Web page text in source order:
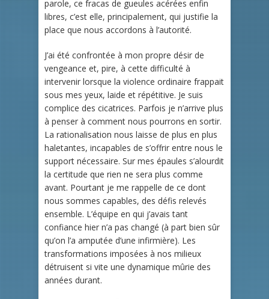
parole, ce fracas de gueules acérées enfin
libres, c’est elle, principalement, qui justifie la
place que nous accordons à l’autorité.
J’ai été confrontée à mon propre désir de
vengeance et, pire, à cette difficulté à
intervenir lorsque la violence ordinaire frappait
sous mes yeux, laide et répétitive. Je suis
complice des cicatrices. Parfois je n’arrive plus
à penser à comment nous pourrons en sortir.
La rationalisation nous laisse de plus en plus
haletantes, incapables de s’offrir entre nous le
support nécessaire. Sur mes épaules s’alourdit
la certitude que rien ne sera plus comme
avant. Pourtant je me rappelle de ce dont
nous sommes capables, des défis relevés
ensemble. L’équipe en qui j’avais tant
confiance hier n’a pas changé (à part bien sûr
qu’on l’a amputée d’une infirmière). Les
transformations imposées à nos milieux
détruisent si vite une dynamique mûrie des
années durant.